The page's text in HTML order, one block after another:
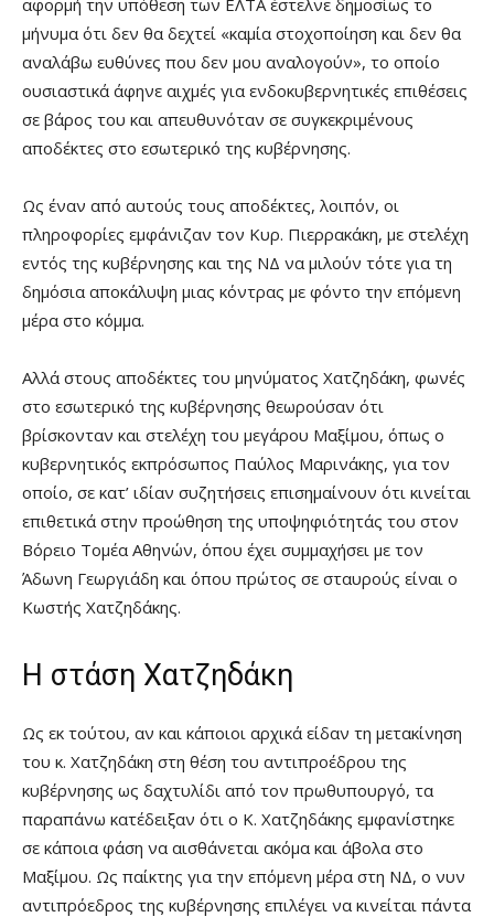
μήνυμα ότι δεν θα δεχτεί «καμία στοχοποίηση και δεν θα
αναλάβω ευθύνες που δεν μου αναλογούν», το οποίο
ουσιαστικά άφηνε αιχμές για ενδοκυβερνητικές επιθέσεις
σε βάρος του και απευθυνόταν σε συγκεκριμένους
αποδέκτες στο εσωτερικό της κυβέρνησης.
Ως έναν από αυτούς τους αποδέκτες, λοιπόν, οι
πληροφορίες εμφάνιζαν τον Κυρ. Πιερρακάκη, με στελέχη
εντός της κυβέρνησης και της ΝΔ να μιλούν τότε για τη
δημόσια αποκάλυψη μιας κόντρας με φόντο την επόμενη
μέρα στο κόμμα.
Αλλά στους αποδέκτες του μηνύματος Χατζηδάκη, φωνές
στο εσωτερικό της κυβέρνησης θεωρούσαν ότι
βρίσκονταν και στελέχη του μεγάρου Μαξίμου, όπως ο
κυβερνητικός εκπρόσωπος Παύλος Μαρινάκης, για τον
οποίο, σε κατ’ ιδίαν συζητήσεις επισημαίνουν ότι κινείται
επιθετικά στην προώθηση της υποψηφιότητάς του στον
Βόρειο Τομέα Αθηνών, όπου έχει συμμαχήσει με τον
Άδωνη Γεωργιάδη και όπου πρώτος σε σταυρούς είναι ο
Κωστής Χατζηδάκης.
Η στάση Χατζηδάκη
Ως εκ τούτου, αν και κάποιοι αρχικά είδαν τη μετακίνηση
του κ. Χατζηδάκη στη θέση του αντιπροέδρου της
κυβέρνησης ως δαχτυλίδι από τον πρωθυπουργό, τα
παραπάνω κατέδειξαν ότι ο Κ. Χατζηδάκης εμφανίστηκε
σε κάποια φάση να αισθάνεται ακόμα και άβολα στο
Μαξίμου. Ως παίκτης για την επόμενη μέρα στη ΝΔ, ο νυν
αντιπρόεδρος της κυβέρνησης επιλέγει να κινείται πάντα